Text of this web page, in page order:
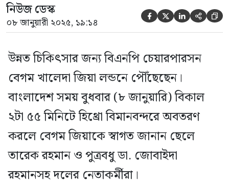
নিউজ ডেস্ক
০৮ জানুয়ারী ২০২৫, ১৯:১৪     
উন্নত চিকিৎসার জন্য বিএনপি চেয়ারপারসন
বেগম খালেদা জিয়া লন্ডনে পৌঁছেছেন।
বাংলাদেশ সময় বুধবার (৮ জানুয়ারি) বিকাল
২টা ৫৫ মিনিটে হিথ্রো বিমানবন্দরে অবতরণ
করলে বেগম জিয়াকে স্বাগত জানান ছেলে
তারেক রহমান ও পুত্রবধু ডা. জোবাইদা
রহমানসহ দলের নেতাকর্মীরা।